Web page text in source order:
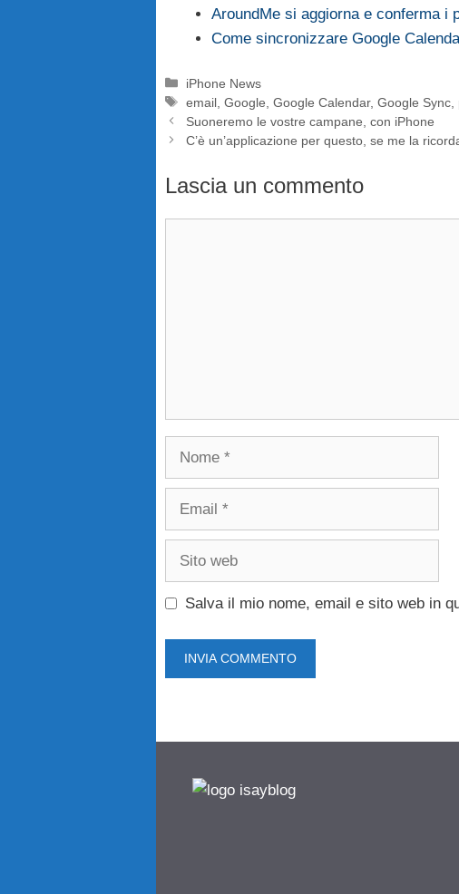
AroundMe si aggiorna e conferma i
Come sincronizzare Google
Categorie
iPhone News
Tag
email ,Google ,Google Calendar,Google Sync
Suoneremo le vostre campane, con iPhone
C’è un’applicazione per questo, se me la
Lascia un commento
Nome
Email
Sito
Salva il mio nome, email e sito web in